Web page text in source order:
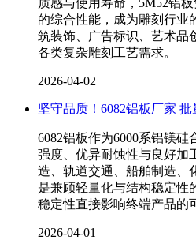
的综合性能，成为雕刻行业
筑装饰、广告标识、艺术品
各类复杂雕刻工艺需求。
2026-04-02
坚守品质！6082铝板厂家
6082铝板作为6000系铝镁
强度、优异耐蚀性与良好加
造、轨道交通、船舶制造、
是兼顾轻量化与结构稳定性
稳定性直接影响终端产品的
2026-04-01